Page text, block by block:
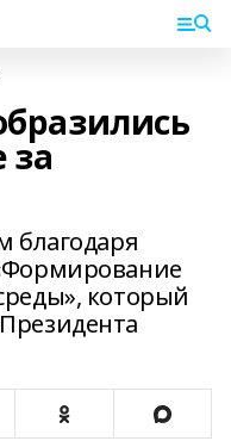
за
благодаря
который